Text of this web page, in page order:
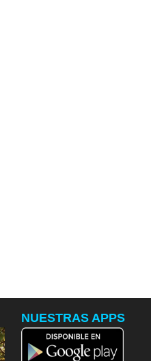
NUESTRAS APPS